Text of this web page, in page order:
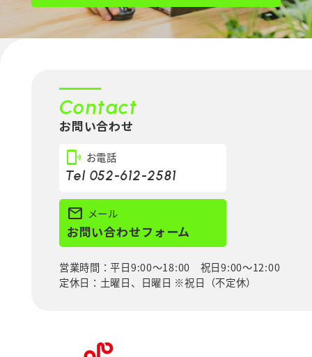
Contact
お問い合わせ
phonelink_ring お電話
Tel 052-612-2581
mail メール
お問い合わせフォーム
営業時間：平日9:00～18:00 祝日9:00～12:00
定休日：土曜日、日曜日 ※祝日（不定休）